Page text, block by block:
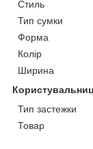
Стиль
Тип сумки
Форма
Колір
Ширина
Тип застежки
Товар